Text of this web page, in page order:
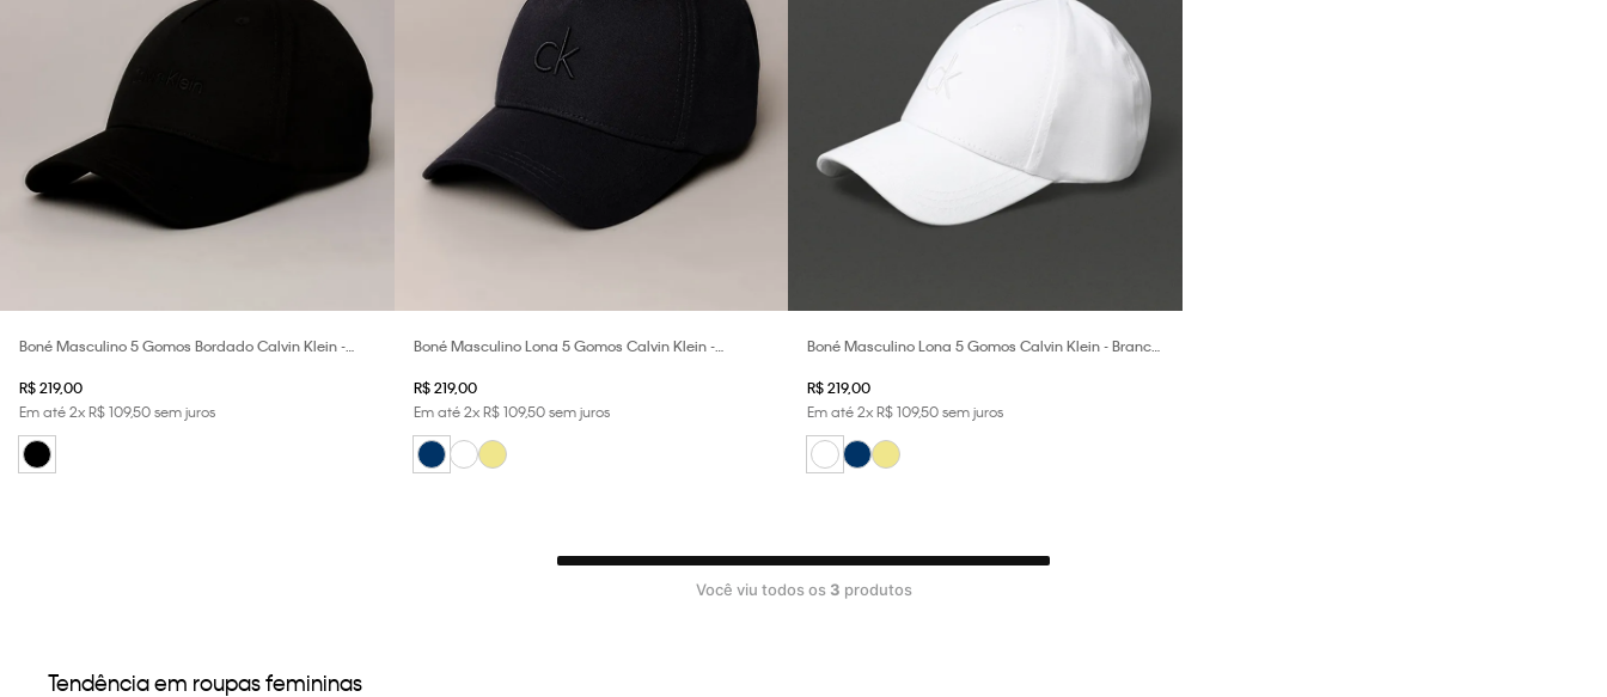
Boné Masculino 5 Gomos Bordado Calvin Klein -
R$219,00
Em até2xR$109,50sem juros
Boné Masculino Lona 5 Gomos Calvin Klein -
R$ 219,00
Em até2xR$ 109,50sem juros
Boné Masculino Lona 5 Gomos Calvin Klein - Branco
R$219,00
Em até2xR$109,50sem juros
Você viu todos os 3 produtos
Tendência em roupas femininas